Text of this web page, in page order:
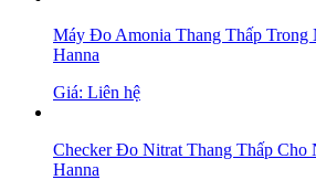
Máy Đo Amonia Thang Thấp Trong
Hanna
Giá: Liên hệ
Checker Đo Nitrat Thang Thấp Cho
Hanna